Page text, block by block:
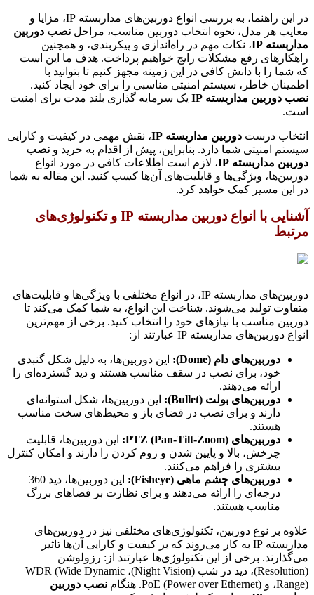
در این راهنما، به بررسی انواع دوربین‌های مداربسته IP، مزایا و
معایب هر مدل، نحوه انتخاب دوربین مناسب، مراحل نصب دوربین
مداربسته IP
، نکات مهم در راه‌اندازی و پیکربندی، و همچنین
راهکارهای رفع مشکلات رایج خواهیم پرداخت. هدف ما این است
که شما را با دانش کافی در این زمینه مجهز کنیم تا بتوانید با
اطمینان خاطر، سیستم امنیتی مناسبی را برای خود ایجاد کنید.
نصب دوربین مداربسته IP
یک سرمایه گذاری بلند مدت برای امنیت
است.
انتخاب درست دوربین مداربسته IP
، نقش مهمی در کیفیت و کارایی
سیستم امنیتی شما دارد. بنابراین، پیش از اقدام به خرید و نصب
دوربین مداربسته IP
، لازم است اطلاعات کافی در مورد انواع
دوربین‌ها، ویژگی‌ها و قابلیت‌های آن‌ها کسب کنید. این مقاله به شما
در این مسیر کمک خواهد کرد.
آشنایی با انواع دوربین مداربسته IP و تکنولوژی‌های
مرتبط
دوربین‌های مداربسته IP، در انواع مختلفی با ویژگی‌ها و قابلیت‌های
متفاوت تولید می‌شوند. شناخت این انواع، به شما کمک می‌کند تا
دوربین مناسب با نیازهای خود را انتخاب کنید. برخی از مهم‌ترین
انواع دوربین‌های مداربسته IP عبارتند از:
دوربین‌های دام (Dome):
این دوربین‌ها، به دلیل شکل گنبدی
خود، برای نصب در سقف مناسب هستند و دید گسترده‌ای را
ارائه می‌دهند.
دوربین‌های بولت (Bullet):
این دوربین‌ها، شکل استوانه‌ای
دارند و برای نصب در فضای باز و محیط‌های سخت مناسب
هستند.
دوربین‌های PTZ (Pan-Tilt-Zoom):
این دوربین‌ها، قابلیت
چرخش، بالا و پایین شدن و زوم کردن را دارند و امکان کنترل
بیشتری را فراهم می‌کنند.
دوربین‌های چشم ماهی (Fisheye):
این دوربین‌ها، دید 360
درجه‌ای را ارائه می‌دهند و برای نظارت بر فضاهای بزرگ
مناسب هستند.
علاوه بر نوع دوربین، تکنولوژی‌های مختلفی نیز در دوربین‌های
مداربسته IP به کار می‌روند که بر کیفیت و کارایی آن‌ها تاثیر
می‌گذارند. برخی از این تکنولوژی‌ها عبارتند از: رزولوشن
(Resolution)، دید در شب (Night Vision)، WDR (Wide Dynamic
Range)، و PoE (Power over Ethernet). هنگام
نصب دوربین